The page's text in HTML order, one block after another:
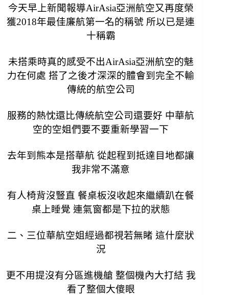
今天早上新聞報導AirAsia亞洲航空又再度榮
獲2018年最佳廉航第一名的稱號 所以已是連
十稱霸
未搭乘時真的感受不出AirAsia亞洲航空的魅
力在何處 搭了之後才深深的體會到完全不輸
傳統的航空公司
服務的熱忱還比傳統航空公司還要好 中華航
空的空姐們要不要重新學習一下
去年到熊本是搭華航 從起程到抵達目地都讓
我非常不滿意
有人椅背沒豎直 餐桌板沒收起來繼續趴在餐
桌上睡覺 連氣窗都是下拉的狀態
二、三位華航空姐經過都視若無睹這什麼狀
況
更不用提沒有分區進機艙 整個機內大打結 我
看了整個大傻眼